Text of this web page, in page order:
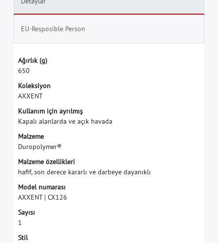
EU-Resposible Person
Ağırlık (g)
650
Koleksiyon
AXXENT
Kullanım için ayrılmış
Kapalı alanlarda ve açık havada
Malzeme
Duropolymer®
Malzeme özellikleri
haff, son derece kararlı ve darbeye dayanıklı
Model numarası
AXXENT | CX126
Sayısı
1
Stil